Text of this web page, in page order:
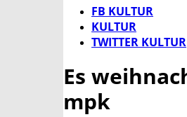
FB KULTUR
KULTUR
TWITTER KULTUR
Es
mpk